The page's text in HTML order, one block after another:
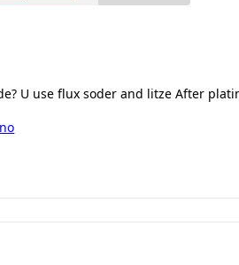
U use flux soder and litze After